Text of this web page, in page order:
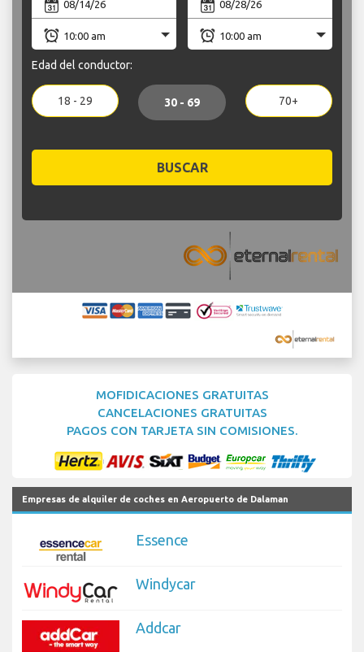
Edad del conductor:
18 - 29 30 - 69 70+
BUSCAR
MOFIDICACIONES GRATUITAS
CANCELACIONES GRATUITAS
PAGOS CON TARJETA SIN COMISIONES.
Empresas de alquiler de coches en Aeropuerto de Dalaman
Essence
Windycar
Addcar